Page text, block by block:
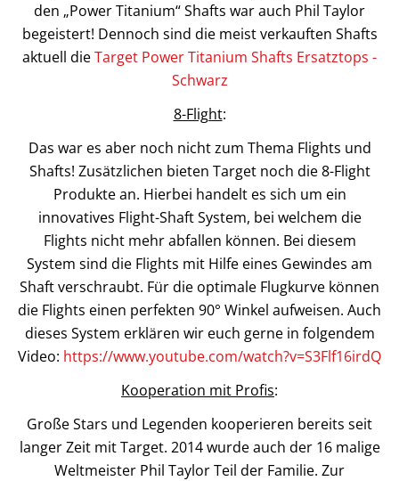
den „Power Titanium“ Shafts war auch Phil Taylor
begeistert! Dennoch sind die meist verkauften Shafts
aktuell dieTarget Power Titanium Shafts Ersatztops -
Schwarz
8-Flight:
Das war es aber noch nicht zum Thema Flights und
Shafts! Zusätzlichen bieten Target noch die 8-Flight
Produkte an. Hierbei handelt es sich um ein
innovatives Flight-Shaft System, bei welchem die
Flights nicht mehr abfallen können. Bei diesem
System sind die Flights mit Hilfe eines Gewindes am
Shaft verschraubt. Für die optimale Flugkurve können
die Flights einen perfekten 90° Winkel aufweisen. Auch
dieses System erklären wir euch gerne in folgendem
Video: https://www.youtube.com/watch?v=S3Flf16irdQ
Kooperation mit Profis:
Große Stars und Legenden kooperieren bereits seit
langer Zeit mit Target. 2014 wurde auch der 16 malige
Weltmeister Phil Taylor Teil der Familie. Zur